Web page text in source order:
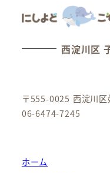
西淀川区
〒555-0025 西淀川
06-6474-7245
ホーム